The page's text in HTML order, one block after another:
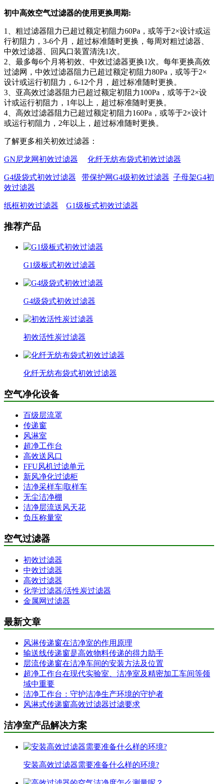
初中高效空气过滤器的使用更换周期:
1、粗过滤器阻力已超过额定初阻力60Pa，或等于2×设计或运
行初阻力，3-6个月，超过标准随时更换，每周对粗过滤器、
中效过滤器、回风口装置清洗1次。
2、最多每6个月将初效、中效过滤器更换1次。每年更换高效
过滤网，中效过滤器阻力已超过额定初阻力80Pa，或等于2×
设计或运行初阻力，6-12个月，超过标准随时更换。
3、亚高效过滤器阻力已超过额定初阻力100Pa，或等于2×设
计或运行初阻力，1年以上，超过标准随时更换。
4、高效过滤器阻力已超过额定初阻力160Pa，或等于2×设计
或运行初阻力，2年以上，超过标准随时更换。
了解更多相关初效过滤器：
GN尼龙网初效过滤器 化纤无纺布袋式初效过滤器
G4级袋式初效过滤器 带保护网G4级初效过滤器 子母架G4初
效过滤器
纸框初效过滤器 G1级板式初效过滤器
推荐产品
G1级板式初效过滤器
G4级袋式初效过滤器
初效活性炭过滤器
化纤无纺布袋式初效过滤器
空气净化设备
百级层流罩
传递窗
风淋室
超净工作台
高效送风口
FFU风机过滤单元
新风净化过滤柜
洁净采样车|取样车
无尘洁净棚
洁净层流送风天花
负压称量室
空气过滤器
初效过滤器
中效过滤器
高效过滤器
化学过滤器/活性炭过滤器
金属网过滤器
最新文章
风淋传递窗在洁净室的作用原理
输送线传递窗是高效物料传递的得力助手
层流传递窗在洁净车间的安装方法及位置
超净工作台在现代实验室、洁净室及精密加工车间等领
域中重要
洁净工作台：守护洁净生产环境的守护者
风淋式传递窗高效过滤器过滤要求
洁净室产品解决方案
安装高效过滤器需要准备什么样的环境?